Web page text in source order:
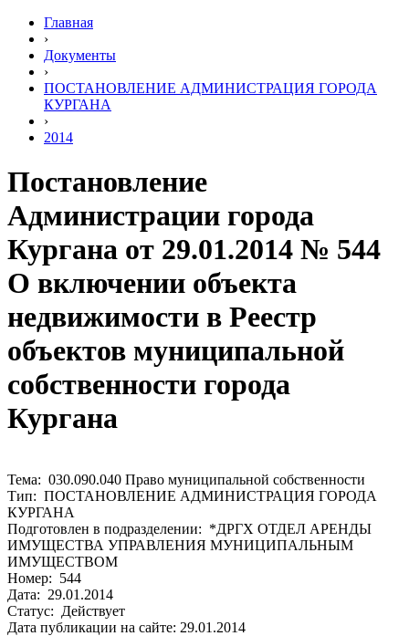
Главная
›
Документы
›
ПОСТАНОВЛЕНИЕ АДМИНИСТРАЦИЯ ГОРОДА
КУРГАНА
›
2014
Постановление
Администрации города
Кургана от 29.01.2014 № 544
О включении объекта
недвижимости в Реестр
объектов муниципальной
собственности города
Кургана
Тема: 030.090.040 Право муниципальной собственности
Тип: ПОСТАНОВЛЕНИЕ АДМИНИСТРАЦИЯ ГОРОДА
КУРГАНА
Подготовлен в подразделении: *ДРГХ ОТДЕЛ АРЕНДЫ
ИМУЩЕСТВА УПРАВЛЕНИЯ МУНИЦИПАЛЬНЫМ
ИМУЩЕСТВОМ
Номер: 544
Дата: 29.01.2014
Статус: Действует
Дата публикации на сайте: 29.01.2014